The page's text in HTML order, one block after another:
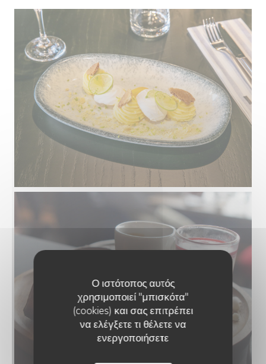
Ο ιστότοπος αυτός
χρησιμοποιεί "μπισκότα"
(cookies) και σας επιτρέπει
να ελέγξετε τι θέλετε να
ενεργοποιήσετε